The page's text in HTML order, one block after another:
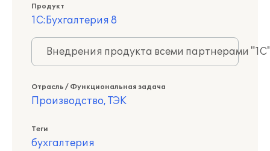
Продукт
1С:Бухгалтерия 8
Внедрения продукта всеми партнерами
Отрасль / Функциональная задача
Производство, ТЭК
Теги
бухгалтерия